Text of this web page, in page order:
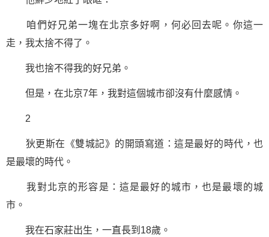
咱們好兄弟一塊在北京多好啊，何必回去呢。你這一
走，我太捨不得了。
我也捨不得我的好兄弟。
但是，在北京7年，我對這個城市卻沒有什麼感情。
2
狄更斯在《雙城記》的開頭寫道：這是最好的時代，也
是最壞的時代。
我對北京的形容是：這是最好的城市，也是最壞的城
市。
我在石家莊出生，一直長到18歲。